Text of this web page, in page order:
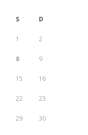
S D
1 2
8 9
15 16
22 23
29 30